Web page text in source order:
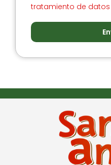
tratamiento de